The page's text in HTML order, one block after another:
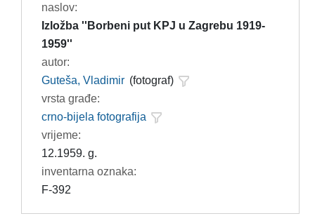
naslov:
Izložba ''Borbeni put KPJ u Zagrebu 1919-
1959''
autor:
Guteša, Vladimir (fotograf)
vrsta građe:
crno-bijela fotografija
vrijeme:
12.1959. g.
inventarna oznaka:
F-392